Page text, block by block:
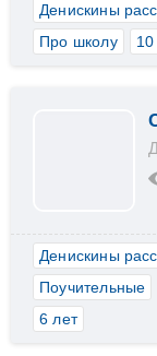
Денискины
Про школу
10
Денискины
Поучительные
6 лет